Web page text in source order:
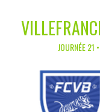
JOURNÉE 21